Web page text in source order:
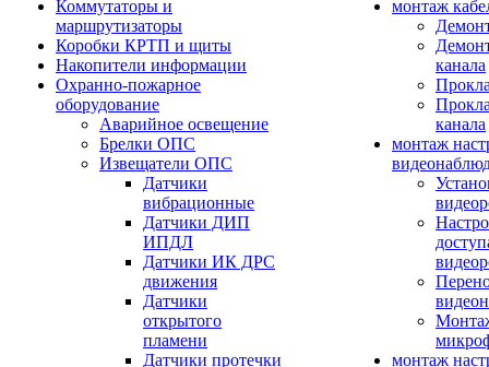
Коммутаторы и
маршрутизаторы
Коробки КРТП и щиты
Накопители информации
Охранно-пожарное
оборудование
Аварийное освещение
Брелки ОПС
Извещатели ОПС
Датчики
вибрационные
Датчики ДИП
ИПДЛ
Датчики ИК ДРС
движения
Датчики
открытого
пламени
Датчики протечки
монтаж
канала
канала
монтаж
монтаж